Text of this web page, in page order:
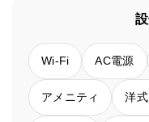
Wi-Fi AC電源
アメニティ 洋